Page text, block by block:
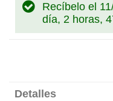
Recíbelo el
día, 2 horas,
Detalles